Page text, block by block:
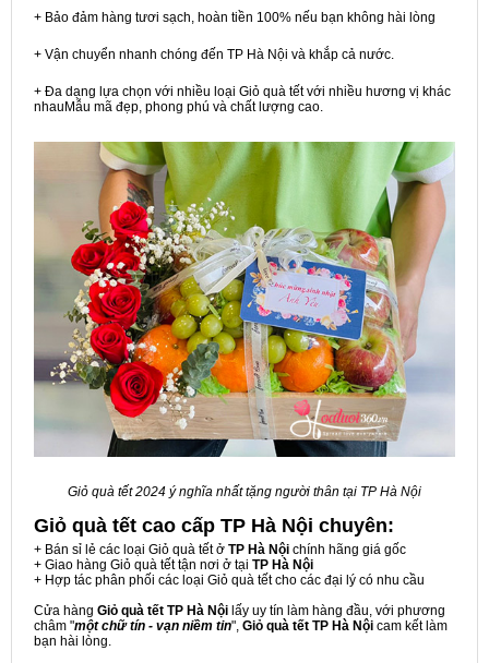
+ Bảo đảm hàng tươi sạch, hoàn tiền 100% nếu bạn không hài lòng
+ Vận chuyển nhanh chóng đến TP Hà Nội và khắp cả nước.
+ Đa dạng lựa chọn với nhiều loại Giỏ quà tết với nhiều hương vị khác
nhauMẫu mã đẹp, phong phú và chất lượng cao.
Giỏ quà tết 2024 ý nghĩa nhất tặng người thân tại TP Hà Nội
Giỏ quà tết cao cấp TP Hà Nội chuyên:
+ Bán sỉ lẻ các loại Giỏ quà tết ở TP Hà Nội chính hãng giá gốc
+ Giao hàng Giỏ quà tết tận nơi ở tại TP Hà Nội
+ Hợp tác phân phối các loại Giỏ quà tết cho các đại lý có nhu cầu
Cửa hàng Giỏ quà tết TP Hà Nội lấy uy tín làm hàng đầu, với phương
châm "một chữ tín - vạn niềm tin", Giỏ quà tết TP Hà Nội cam kết làm
bạn hài lòng.